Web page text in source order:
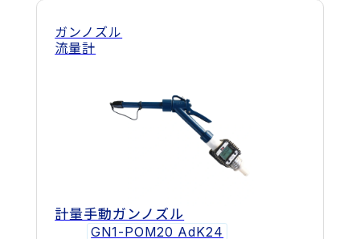
ガンノズル
流量計
計量手動ガンノズル
GN1-POM20 AdK24